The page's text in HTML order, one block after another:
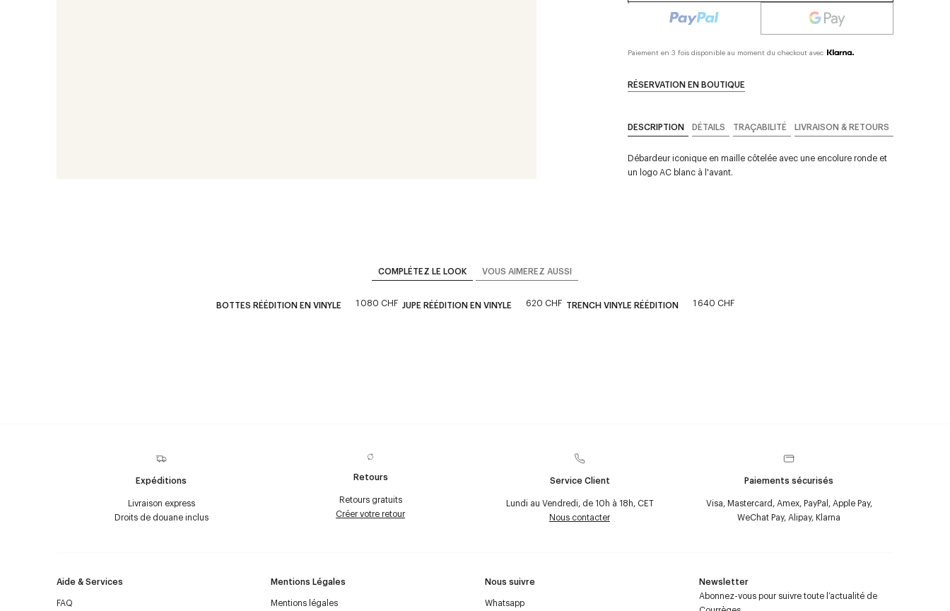
Paiement en 3 fois disponible au moment du checkout avec
RÉSERVATION EN BOUTIQUE
DESCRIPTION DÉTAILS TRAÇABILITÉ LIVRAISON & RETOURS
Débardeur iconique en maille côtelée avec une encolure ronde et
un logo AC blanc à l'avant.
COMPLÉTEZ LE LOOK VOUS AIMEREZ AUSSI
BOTTES RÉÉDITION EN VINYLE 1 080 CHF JUPE RÉÉDITION EN VINYLE 620 CHF TRENCH VINYLE RÉÉDITION 1 640 CHF
Expéditions
Livraison express
Droits de douane inclus
Retours
Retours gratuits
Créer votre retour
Service Client
Lundi au Vendredi, de 10h à 18h, CET
Nous contacter
Paiements sécurisés
Visa, Mastercard, Amex, PayPal, Apple Pay,
WeChat Pay, Alipay, Klarna
Aide & Services
FAQ
Mentions Légales
Mentions légales
Nous suivre
Whatsapp
Newsletter
Abonnez-vous pour suivre toute l’actualité de